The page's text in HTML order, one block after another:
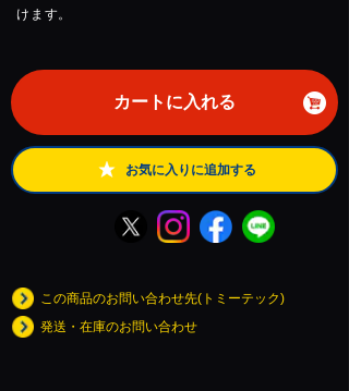
けます。
カートに入れる
お気に入りに追加する
この商品のお問い合わせ先(トミーテック)
発送・在庫のお問い合わせ